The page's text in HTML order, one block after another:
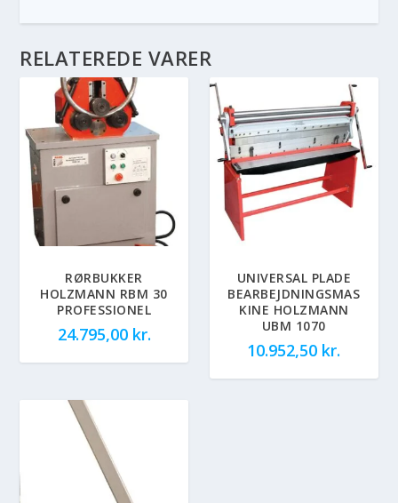
RELATEREDE VARER
RØRBUKKER
HOLZMANN RBM 30
PROFESSIONEL
24.795,00 kr.
UNIVERSAL PLADE
BEARBEJDNINGSMAS
KINE HOLZMANN
UBM 1070
10.952,50 kr.